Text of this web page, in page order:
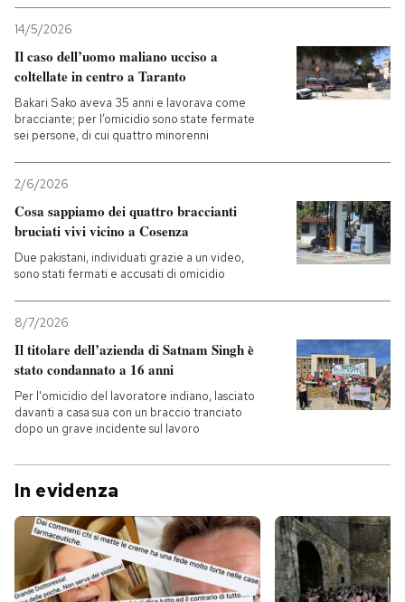
14/5/2026
Il caso dell’uomo maliano ucciso a
coltellate in centro a Taranto
Bakari Sako aveva 35 anni e lavorava come
bracciante; per l’omicidio sono state fermate
sei persone, di cui quattro minorenni
2/6/2026
Cosa sappiamo dei quattro braccianti
bruciati vivi vicino a Cosenza
Due pakistani, individuati grazie a un video,
sono stati fermati e accusati di omicidio
8/7/2026
Il titolare dell’azienda di Satnam Singh è
stato condannato a 16 anni
Per l'omicidio del lavoratore indiano, lasciato
davanti a casa sua con un braccio tranciato
dopo un grave incidente sul lavoro
In evidenza